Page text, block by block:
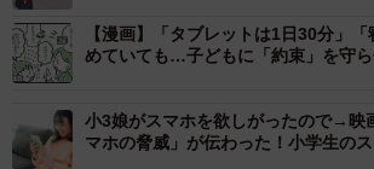
うしてそんなことが起きたのか理解に苦
▽【事例2】 無断課金による家庭内トラ
中学2年生のH君は、部活動と勉強の合間
【漫画】「タブレットは1日30分」
めていても…子どもに「約束」を守
小3娘がスマホを欲しがったので→映
マホの脅威」が伝わった！小学生の